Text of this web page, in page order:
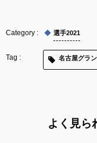
選手2021
名古屋グラ
よく見ら